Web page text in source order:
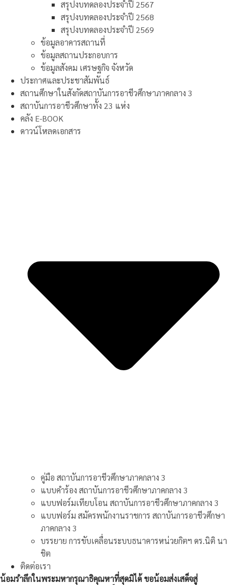
สรุปงบทดลองประจำปี 2567
สรุปงบทดลองประจำปี 2568
สรุปงบทดลองประจำปี 2569
ข้อมูลอาคารสถานที่
ข้อมูลสถานประกอบการ
ข้อมูลสังคม เศรษฐกิจ จังหวัด
ประกาศและประชาสัมพันธ์
สถานศึกษาในสังกัดสถาบันการอาชีวศึกษาภาคกลาง 3
สถาบันการอาชีวศึกษาทั้ง 23 แห่ง
คลัง E-BOOK
ดาวน์โหลดเอกสาร
คู่มือ สถาบันการอาชีวศึกษาภาคกลาง 3
แบบคำร้อง สถาบันการอาชีวศึกษาภาคกลาง 3
แบบฟอร์มเทียบโอน สถาบันการอาชีวศึกษาภาคกลาง 3
แบบฟอร์ม สมัครพนักงานราชการ สถาบันการอาชีวศึกษา
ภาคกลาง 3
บรรยาย การขับเคลื่อนระบบธนาคารหน่วยกิตฯ ดร.นิติ นา
ชิต
ติดต่อเรา
น้อมรำลึกในพระมหากรุณาธิคุณหาที่สุดมิได้ ขอน้อมส่งเสด็จสู่